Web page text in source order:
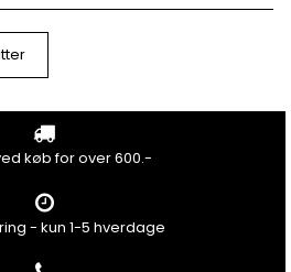
køb for over 600.-
- kun 1-5 hverdage